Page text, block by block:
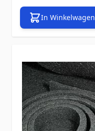
In Winkelwagen